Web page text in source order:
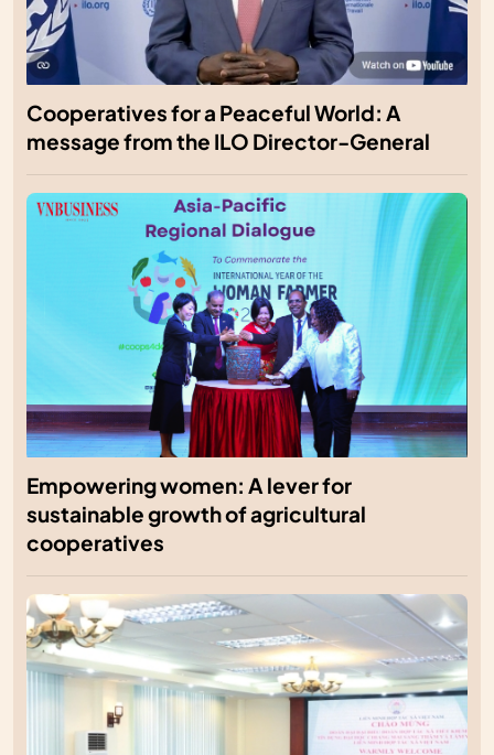
Cooperatives for a Peaceful World: A
message from the ILO Director-General
Empowering women: A lever for
sustainable growth of agricultural
cooperatives